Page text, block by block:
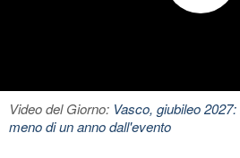
Video del Giorno: Vasco, giubileo
meno di un anno dall'evento